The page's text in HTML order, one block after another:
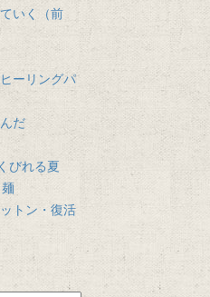
いく（前
ーリングパ
だ
びれる夏
トン・復活